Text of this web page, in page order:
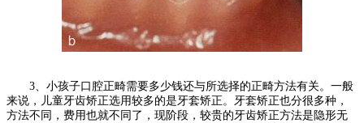
3、小孩子口腔正畸需要多少钱还与所选择的正畸方法有关。一般
来说，儿童牙齿矫正选用较多的是牙套矫正。牙套矫正也分很多种，
方法不同，费用也就不同了，现阶段，较贵的牙齿矫正方法是隐形无